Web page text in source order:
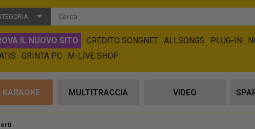
IL NUOVO SITO CREDITO SONGNET ALLSONGS PLUG-IN
GRINTA PC M-LIVE SHOP
MULTITRACCIA VIDEO